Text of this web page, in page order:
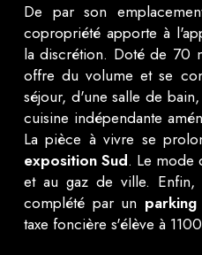
De par son
copropriété apporte à
la discrétion. Doté de 70
offre du volume et se
séjour, d'une salle de
cuisine indépendante
La pièce à vivre se
exposition Sud. Le mode
et au gaz de ville.
complété par un
taxe foncière s'élève à